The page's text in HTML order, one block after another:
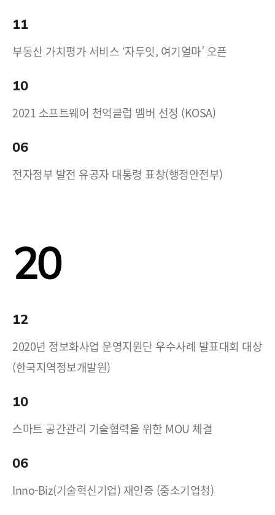
11
부동산 가치평가 서비스 ‘자두잇, 여기얼마’ 오픈
10
2021 소프트웨어 천억클럽 멤버 선정 (KOSA)
06
전자정부 발전 유공자 대통령 표창(행정안전부)
20
12
2020년 정보화사업 운영지원단 우수사례 발표대회 대상
(한국지역정보개발원)
10
스마트 공간관리 기술협력을 위한 MOU 체결
06
Inno-Biz(기술혁신기업) 재인증 (중소기업청)